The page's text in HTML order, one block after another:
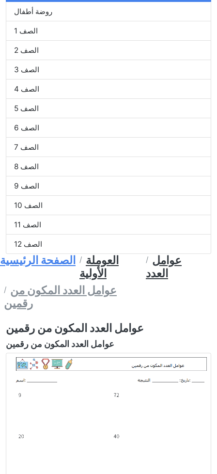
روضة أطفال
الصف 1
الصف 2
الصف 3
الصف 4
الصف 5
الصف 6
الصف 7
الصف 8
الصف 9
الصف 10
الصف 11
الصف 12
الصفحة الرئيسية
العوملة
الأولية
عوامل
العدد
عوامل العدد المكون من
رقمين
عوامل العدد المكون من رقمين
عوامل العدد المكون من رقمين